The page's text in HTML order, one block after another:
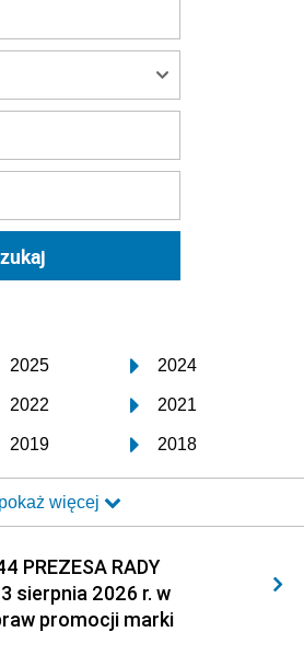
2025 2024
2022 2021
2019 2018
2016 2015
2013 2012
2010 2009
2007 2006
pokaż więcej
PREZESA RADY
sierpnia 2026 r. w
promocji marki